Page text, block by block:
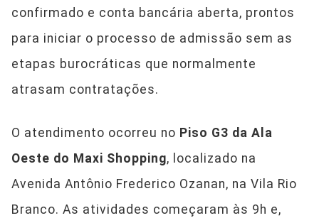
confirmado e conta bancária aberta, prontos
para iniciar o processo de admissão sem as
etapas burocráticas que normalmente
atrasam contratações.
O atendimento ocorreu no Piso G3 da Ala
Oeste do Maxi Shopping, localizado na
Avenida Antônio Frederico Ozanan, na Vila Rio
Branco. As atividades começaram às 9h e,